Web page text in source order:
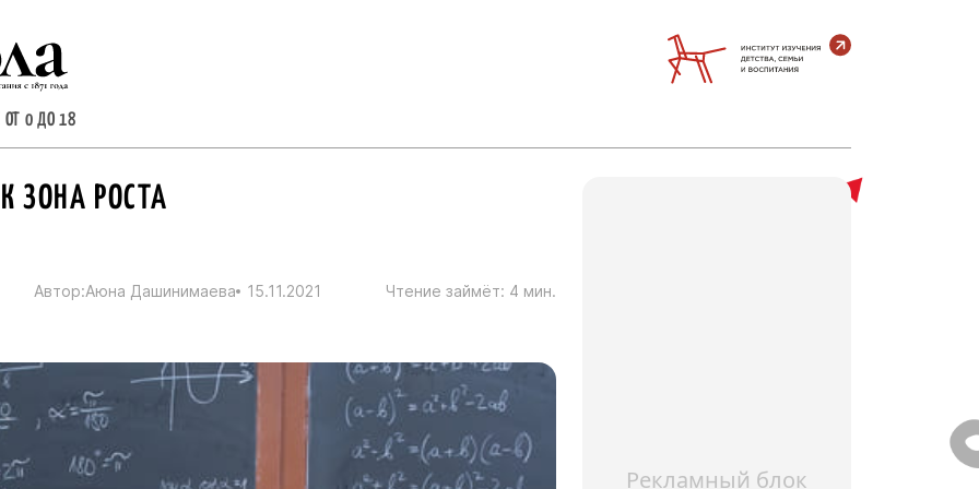
ОТ 0 ДО 18
ЗОНА РОСТА
Автор:Аюна Дашинимаева 15.11.2021 Чтение займёт: 4 мин.
Рекламный блок